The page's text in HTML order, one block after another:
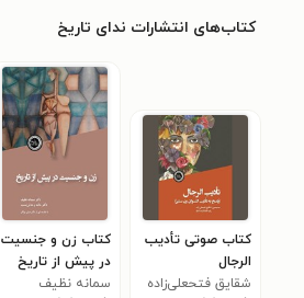
کتاب‌های انتشارات ندای تاریخ
کتاب صوتی تأدیب
الرجال
شقایق فتحعلی‌زاده
کتاب زن و جنسیت
در پیش از تاریخ
سمانه نظیف